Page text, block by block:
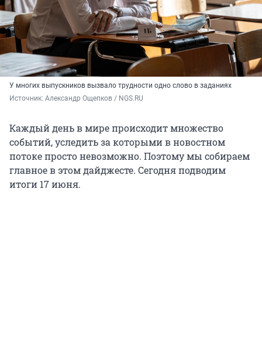
У многих выпускников вызвало трудности одно слово в заданиях
Источник: Александр Ощепков / NGS.RU
Каждый день в мире происходит множество
событий, уследить за которыми в новостном
потоке просто невозможно. Поэтому мы собираем
главное в этом дайджесте. Сегодня подводим
итоги 17 июня.